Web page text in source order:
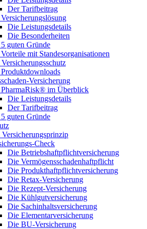
Der Tarifbeitrag
Die Leistungsdetails
Die Besonderheiten
guten Gründe
mit Standesorganisationen
Versicherung
im Überblick
Die Leistungsdetails
Der Tarifbeitrag
guten Gründe
Versicherungsprinzip
Check
Die Betriebshaftpflichtversicherung
Die Vermögensschadenhaftpflicht
Die Produkthaftpflichtversicherung
Die Retax-Versicherung
Die Rezept-Versicherung
Die Kühlgutversicherung
Die Sachinhaltsversicherung
Die Elementarversicherung
Die BU-Versicherung